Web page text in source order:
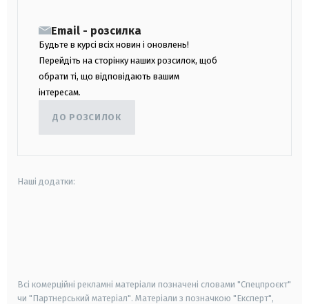
Email - розсилка
Будьте в курсі всіх новин і оновлень!
Перейдіть на сторінку наших розсилок, щоб
обрати ті, що відповідають вашим
інтересам.
ДО РОЗСИЛОК
Наші додатки:
Всі комерційні рекламні матеріали позначені словами "Спецпроєкт"
чи "Партнерський матеріал". Матеріали з позначкою "Експерт",